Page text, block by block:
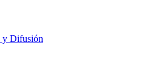
y Difusión